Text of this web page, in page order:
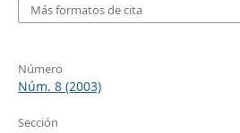
Más formatos de cita
Número
Núm. 8 (2003)
Sección